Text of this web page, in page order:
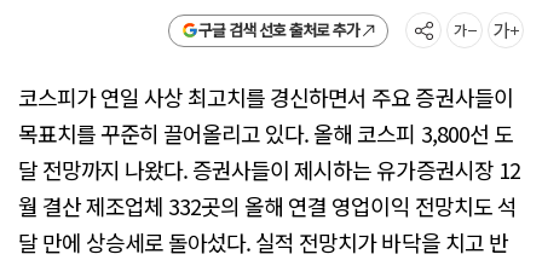
구글 검색 선호 출처로 추가
코스피가 연일 사상 최고치를 경신하면서 주요 증권사들이
목표치를 꾸준히 끌어올리고 있다. 올해 코스피 3,800선 도
달 전망까지 나왔다. 증권사들이 제시하는 유가증권시장 12
월 결산 제조업체 332곳의 올해 연결 영업이익 전망치도 석
달 만에 상승세로 돌아섰다. 실적 전망치가 바닥을 치고 반